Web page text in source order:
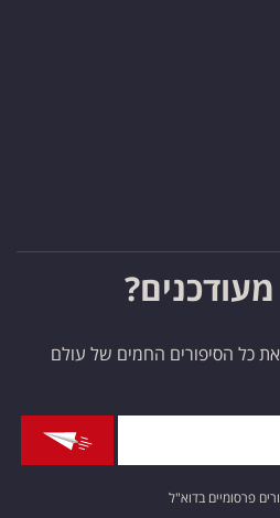
את כל הסיפורים החמים של עולם
פרסומיים בדוא"ל